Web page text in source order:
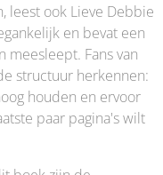
leest ook Lieve Debbie
en bevat een
Fans van
structuur herkennen:
houden en ervoor
paar pagina's wilt